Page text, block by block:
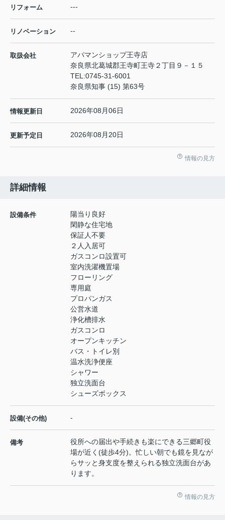
リフォーム ---
リノベーション --
取扱会社
アパマンショップ王寺店
奈良県北葛城郡王寺町王寺２丁目９－１５
TEL:0745-31-6001
奈良県知事 (15) 第63号
情報更新日 2026年08月06日
更新予定日 2026年08月20日
情報の見方
詳細情報
設備条件
陽当り良好
閑静な住宅地
保証人不要
２人入居可
ガスコンロ設置可
室内洗濯機置場
フローリング
専用庭
プロパンガス
公営水道
浄化槽排水
ガスコンロ
オープンキッチン
バス・トイレ別
温水洗浄便座
シャワー
独立洗面台
シューズボックス
設備(その他) -
備考
役所への届出や手続きも楽にできる三郷町役
場が近く(徒歩4分)。忙しい朝でも鏡を見なが
らサッと身支度を整えられる独立洗面台があ
ります。
情報の見方